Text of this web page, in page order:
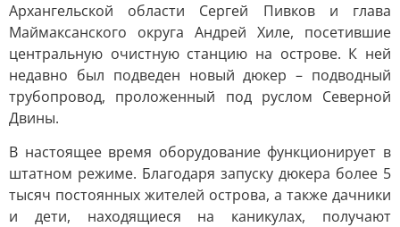
Архангельской области Сергей Пивков и глава
Маймаксанского округа Андрей Хиле, посетившие
центральную очистную станцию на острове. К ней
недавно был подведен новый дюкер – подводный
трубопровод, проложенный под руслом Северной
Двины.
В настоящее время оборудование функционирует в
штатном режиме. Благодаря запуску дюкера более 5
тысяч постоянных жителей острова, а также дачники
и дети, находящиеся на каникулах, получают